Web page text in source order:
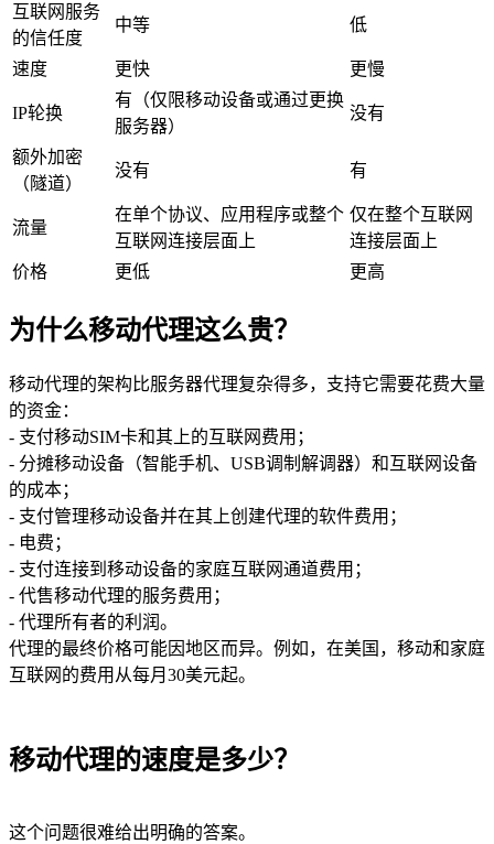
互联网服务
的信任度
中等 低
速度 更快 更慢
IP轮换
有（仅限移动设备或通过更换
服务器）
没有
额外加密
（隧道）
没有 有
流量
在单个协议、应用程序或整个
互联网连接层面上
仅在整个互联网
连接层面上
价格
更低 更高
为什么移动代理这么贵？
移动代理的架构比服务器代理复杂得多，支持它需要花费大量
的资金：
- 支付移动SIM卡和其上的互联网费用；
- 分摊移动设备（智能手机、USB调制解调器）和互联网设备
的成本；
- 支付管理移动设备并在其上创建代理的软件费用；
- 电费；
- 支付连接到移动设备的家庭互联网通道费用；
- 代售移动代理的服务费用；
- 代理所有者的利润。
代理的最终价格可能因地区而异。例如，在美国，移动和家庭
互联网的费用从每月30美元起。
移动代理的速度是多少？
这个问题很难给出明确的答案。